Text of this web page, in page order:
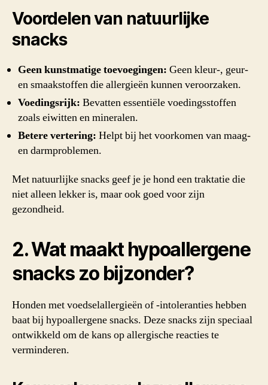
Voordelen van natuurlijke
snacks
Geen kunstmatige toevoegingen: Geen kleur-, geur-
en smaakstoffen die allergieën kunnen veroorzaken.
Voedingsrijk: Bevatten essentiële voedingsstoffen
zoals eiwitten en mineralen.
Betere vertering: Helpt bij het voorkomen van maag-
en darmproblemen.
Met natuurlijke snacks geef je je hond een traktatie die
niet alleen lekker is, maar ook goed voor zijn
gezondheid.
2. Wat maakt hypoallergene
snacks zo bijzonder?
Honden met voedselallergieën of -intoleranties hebben
baat bij hypoallergene snacks. Deze snacks zijn speciaal
ontwikkeld om de kans op allergische reacties te
verminderen.